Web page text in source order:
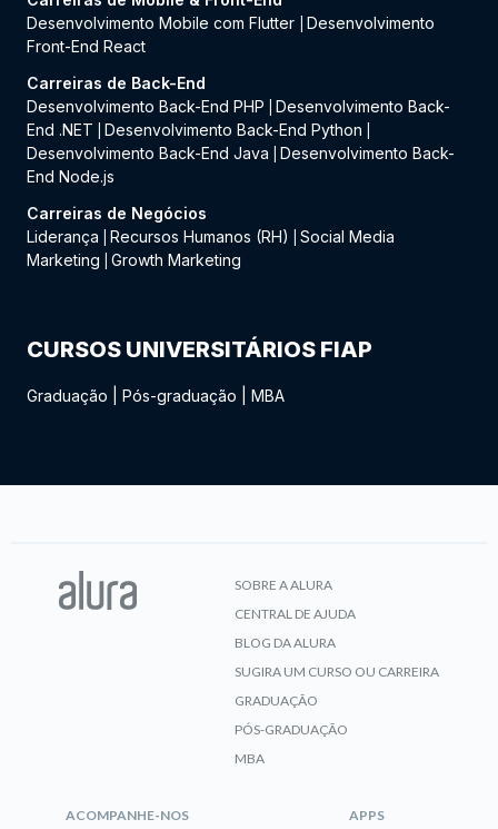
Desenvolvimento Mobile com Flutter
Desenvolvimento
Front-End React
Carreiras de Back-End
Desenvolvimento Back-End PHP
Desenvolvimento Back-
End .NET
Desenvolvimento Back-End Python
Desenvolvimento Back-End Java
Desenvolvimento Back-
End Node.js
Carreiras de Negócios
Liderança
Recursos Humanos (RH)
Social Media
Marketing
Growth Marketing
CURSOS UNIVERSITÁRIOS FIAP
Graduação Pós-graduação MBA
SOBRE A ALURA
CENTRAL DE AJUDA
BLOG DA ALURA
SUGIRA UM CURSO OU CARREIRA
GRADUAÇÃO
PÓS-GRADUAÇÃO
MBA
ACOMPANHE-NOS APPS